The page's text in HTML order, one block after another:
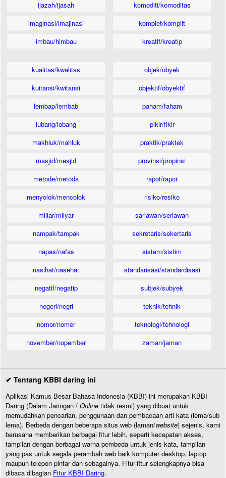
ijazah/ijasah
imaginasi/imajinasi
imbau/himbau
komoditi/komoditas
komplet/komplit
kreatif/kreatip
kualitas/kwalitas
kuitansi/kwitansi
lembap/lembab
lubang/lobang
makhluk/mahluk
masjid/mesjid
metode/metoda
menyolok/mencolok
miliar/milyar
nampak/tampak
napas/nafas
nasihat/nasehat
negatif/negatip
negeri/negri
nomor/nomer
november/nopember
objek/obyek
objektif/obyektif
paham/faham
pikir/fikir
praktik/praktek
provinsi/propinsi
rapot/rapor
risiko/resiko
sariawan/seriawan
sekretaris/sekertaris
sistem/sistim
standarisasi/standardisasi
subjek/subyek
teknik/tehnik
teknologi/tehnologi
zaman/jaman
✔ Tentang KBBI daring ini
Aplikasi Kamus Besar Bahasa Indonesia (KBBI) ini merupakan KBBI
Daring (Dalam Jaringan / Online tidak resmi) yang dibuat untuk
memudahkan pencarian, penggunaan dan pembacaan arti kata (lema/sub
lema). Berbeda dengan beberapa situs web (laman/website) sejenis, kami
berusaha memberikan berbagai fitur lebih, seperti kecepatan akses,
tampilan dengan berbagai warna pembeda untuk jenis kata, tampilan
yang pas untuk segala perambah web baik komputer desktop, laptop
maupun telepon pintar dan sebagainya. Fitur-fitur selengkapnya bisa
dibaca dibagian Fitur KBBI Daring.